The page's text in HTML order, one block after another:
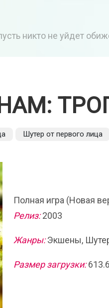
никто не уйдет
Шутер от первого лица
Полная игра (Новая
Релиз:2003
Жанры:Экшены,
Размер загрузки: